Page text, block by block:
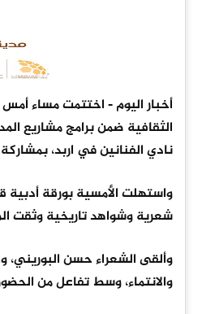
أخبار اليوم- اختتمت مساء أمس
نادي الفنانين في اربد،
واستهلت الأمسية بورقة أدبية
شعرية وشواهد تاريخية وثقت
وألقى الشعراء حسن البوريني،
والانتماء، وسط تفاعل من